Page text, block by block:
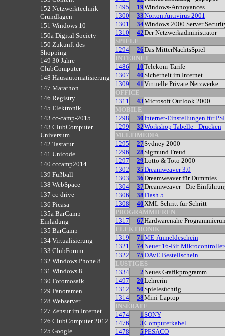
152 Netzwerktechnik
Grundlagen
151 Windows 10
150a Digital Society
150 Zukunft des
Shopping
149 30 Jahre
ClubComputer
148 Hausautomatisierung
147 Marathon
146 Registry
145 Elektronik
143 cc-camp-2015
143 ClubComputer
Universum
142 Tastatur
141 Unicode
140 cccamp2014
139 Fußball
138 WebSpace
137 cc-drive
136 Picasa
135a BarCamp
Einladung
135 BarCamp
134 Virtualisierung
133 ClubForum
132 Windows Phone 8
131 Windows 8
130 Fotomosaik
129 Panoramen
128 Webserver
127 Zensur im Internet
126 ClubComputer 2012
125 Google+
1495
19Windows-Annoyances
1300
33Norton Antivirus 2001
1301
34Windows 2000 Server
1310
42Der Netzwerkadministrator
SPIELE
1294
26Das MitterNachtsSpiel
INTERNET
1486
10Telekom-Tarife
1307
40Sicherheit im Internet
1309
41Virtuelle Private Netzwerke
OFFICE
1311
43Microsoft Outlook 2000
MOBILE
1298
30Internet-Einstellungen für
1299
32Workshop Tabelle - Drucken
MULTIMEDIA
1295
27Sydney 2000
1296
28Sigmund Freud
1297
29Lotto & Toto 2000
1302
35Dreamweaver 3.0
1303
36Dreamweaver für Dummies
1304
37Dreamweaver - Die
1306
38Flash 5
1308
40XML Schritt für Schritt
PROGRAMMIEREN
1317
67Hardwarenahe
ELEKTRONIK
1319
71ME-Anmeldeschein
1321
74Neuer 16-Bit
1322
75DAvE Bestellschein
LUSTIGES
1334
2Neues Grafikprogramm
1497
20Lehrerin
1312
50Spielesüchtig
1314
58Mini-Laptop
INSERATE
1474
1SONY
1476
3Computerkabel
1478
5PESACO